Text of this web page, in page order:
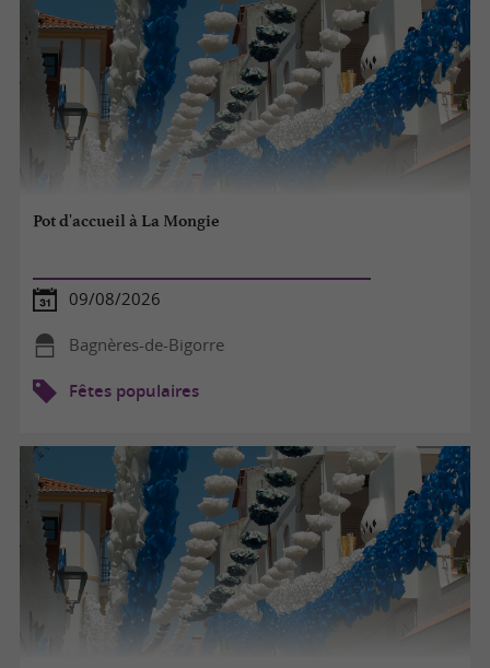
Pot d'accueil à La Mongie
09/08/2026
Bagnères-de-Bigorre
Fêtes populaires